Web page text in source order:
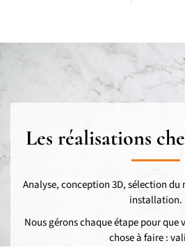
Les réalisations
Analyse, conception 3D, sélection
installation.
Nous gérons chaque étape pour que
chose à faire :